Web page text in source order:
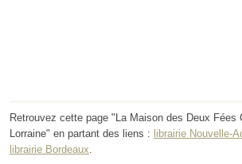
Retrouvez cette page "La Maison des Deux Fées
Lorraine" en partant des liens : librairie Nouvelle-
librairie Bordeaux.